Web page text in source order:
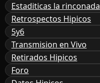
Estaditicas la rinconada
Retrospectos Hipicos
5y6
Transmision en Vivo
Retirados Hipicos
Foro